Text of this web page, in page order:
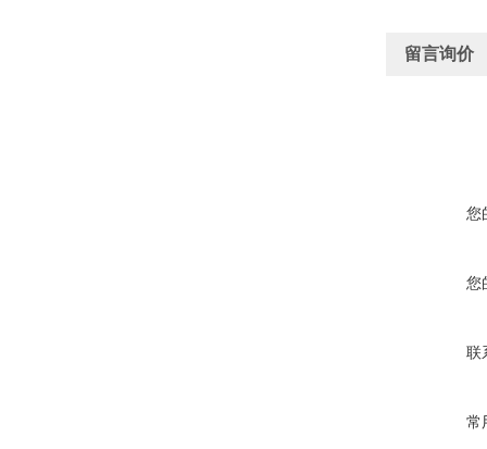
留言询价
您
您
联
常